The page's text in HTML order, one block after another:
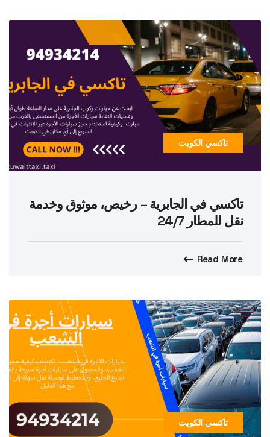
تاكسي الكويت
تاكسي في الجابرية – رخيص، موثوق وخدمة
نقل للمطار 24/7
Read More
تاكسي الكويت